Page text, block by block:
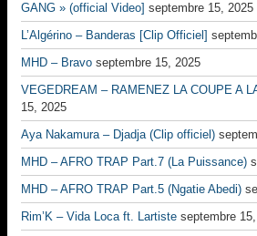
GANG » (official Video] septembre 15, 2025
L’Algérino – Banderas [Clip Officiel]
MHD – Bravo septembre 15, 2025
VEGEDREAM – RAMENEZ LA COUPE A
15, 2025
Aya Nakamura – Djadja (Clip officiel)
MHD – AFRO TRAP Part.7 (La Puissance)
MHD – AFRO TRAP Part.5 (Ngatie Abedi)
Rim’K – Vida Loca ft. Lartiste septembre